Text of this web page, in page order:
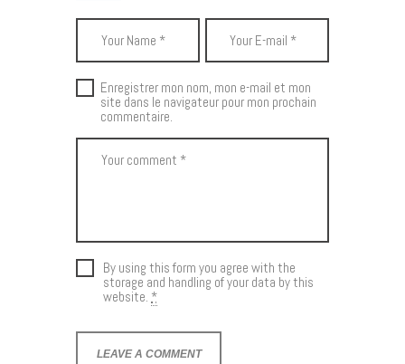
Enregistrer mon nom, mon e-mail et mon
site dans le navigateur pour mon prochain
commentaire.
By using this form you agree with the
storage and handling of your data by this
website. *